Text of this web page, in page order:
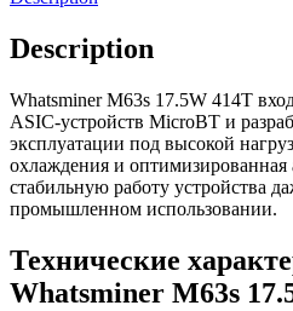
Description
Whatsminer M63s 17.5W 414T
ASIC-устройств MicroBT и
эксплуатации под высокой
охлаждения и оптимизированная
стабильную работу устройства
промышленном использовании.
Технические
Whatsminer M63s